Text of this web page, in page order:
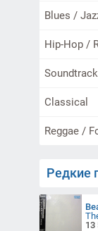
Blues /
Hip-Hop /
Classical
Reggae /
Редкие
13